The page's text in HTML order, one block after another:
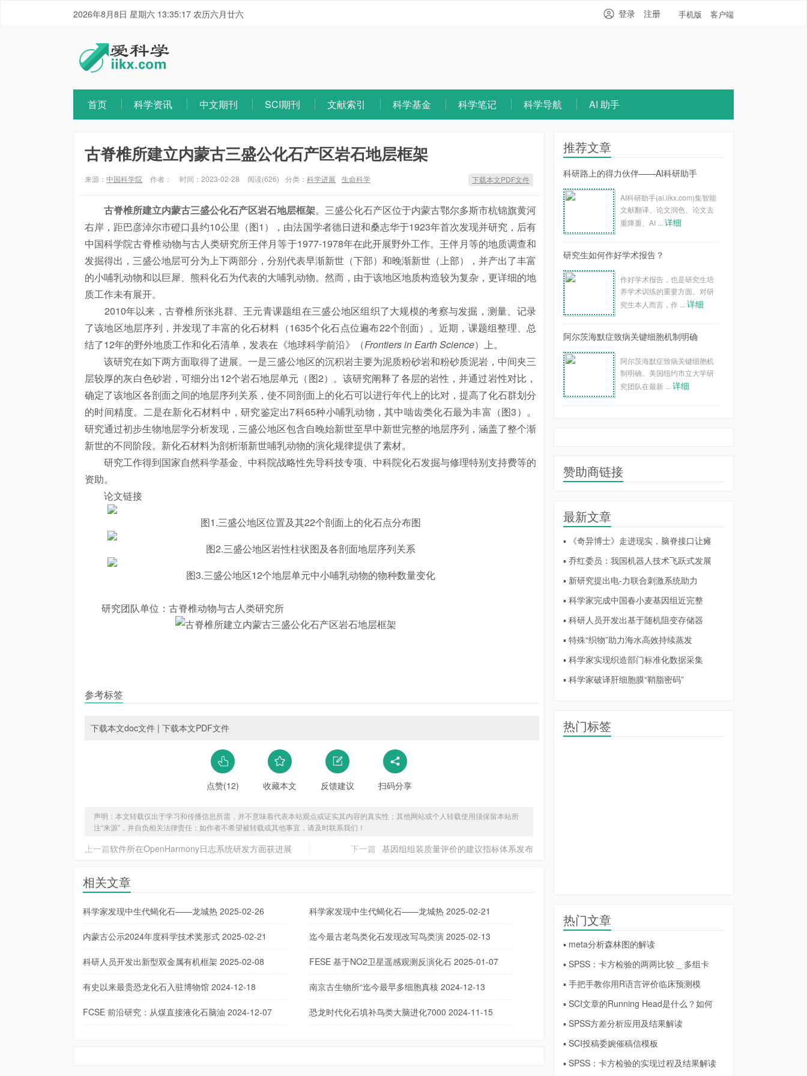
2026年8月8日 星期六 13:35:18 农历六月廿六 手机版 客户端
登录 注册
首页 科学资讯 中文期刊 SCI期刊 文献索引 科学基金 科学笔记 科学导航 AI 助手
古脊椎所建立内蒙古三盛公化石产区岩石地层框架
来源： 中国科学院 作者： 时间：2023-02-28 阅读(626) 分类： 科学进展 生命科学 下载本文PDF文件
古脊椎所建立内蒙古三盛公化石产区岩石地层框架。三盛公化石产区位于内蒙古鄂尔多斯市杭锦旗黄河
右岸，距巴彦淖尔市磴口县约10公里（图1），由法国学者德日进和桑志华于1923年首次发现并研究，后有
中国科学院古脊椎动物与古人类研究所王伴月等于1977-1978年在此开展野外工作。王伴月等的地质调查和
发掘得出，三盛公地层可分为上下两部分，分别代表早渐新世（下部）和晚渐新世（上部），并产出了丰富
的小哺乳动物和以巨犀、熊科化石为代表的大哺乳动物。然而，由于该地区地质构造较为复杂，更详细的地
质工作未有展开。
2010年以来，古脊椎所张兆群、王元青课题组在三盛公地区组织了大规模的考察与发掘，测量、记录
了该地区地层序列，并发现了丰富的化石材料（1635个化石点位遍布22个剖面）。近期，课题组整理、总
结了12年的野外地质工作和化石清单，发表在《地球科学前沿》（Frontiers in Earth Science）上。
该研究在如下两方面取得了进展。一是三盛公地区的沉积岩主要为泥质粉砂岩和粉砂质泥岩，中间夹三
层较厚的灰白色砂岩，可细分出12个岩石地层单元（图2）。该研究阐释了各层的岩性，并通过岩性对比，
确定了该地区各剖面之间的地层序列关系，使不同剖面上的化石可以进行年代上的比对，提高了化石群划分
的时间精度。二是在新化石材料中，研究鉴定出7科65种小哺乳动物，其中啮齿类化石最为丰富（图3）。
研究通过初步生物地层学分析发现，三盛公地区包含自晚始新世至早中新世完整的地层序列，涵盖了整个渐
新世的不同阶段。新化石材料为剖析渐新世哺乳动物的演化规律提供了素材。
研究工作得到国家自然科学基金、中科院战略性先导科技专项、中科院化石发掘与修理特别支持费等的
资助。
论文链接
图1.三盛公地区位置及其22个剖面上的化石点分布图
图2.三盛公地区岩性柱状图及各剖面地层序列关系
图3.三盛公地区12个地层单元中小哺乳动物的物种数量变化
研究团队单位：古脊椎动物与古人类研究所
参考标签
下载本文doc文件 | 下载本文PDF文件
点赞(12) 收藏本文 反馈建议 扫码分享
声明：本文转载仅出于学习和传播信息所需，并不意味着代表本站观点或证实其内容的真实性；其他网站或个人转载使用须保留本站所
注“来源”，并自负相关法律责任；如作者不希望被转载或其他事宜，请及时联系我们！
上一篇软件所在OpenHarmony日志系统研发方面获进展 下一篇 基因组组装质量评价的建议指标体系发布
相关文章
科学家发现中生代蝎化石——龙城热 2025-02-26 科学家发现中生代蝎化石——龙城热2025-02-21
内蒙古公示2024年度科学技术奖形式 2025-02-21 迄今最古老鸟类化石发现改写鸟类演2025-02-13
科研人员开发出新型双金属有机框架 2025-02-08 FESE 基于NO2卫星遥感观测反演化石2025-01-07
有史以来最贵恐龙化石入驻博物馆 2024-12-18 南京古生物所“迄今最早多细胞真核2024-12-13
FCSE 前沿研究：从煤直接液化石脑油 2024-12-07 恐龙时代化石填补鸟类大脑进化7000 2024-11-15
推荐文章
科研路上的得力伙伴——AI科研助手
AI科研助手(ai.iikx.com)集智能
文献翻译、论文润色、论文去
重降重、AI ... 详细
研究生如何作好学术报告？
作好学术报告，也是研究生培
养学术训练的重要方面。对研
究生本人而言，作 ... 详细
阿尔茨海默症致病关键细胞机制明确
阿尔茨海默症致病关键细胞机
制明确。美国纽约市立大学研
究团队在最新 ... 详细
赞助商链接
最新文章
▪ 《奇异博士》走进现实，脑脊接口让瘫
▪ 乔红委员：我国机器人技术飞跃式发展
▪ 新研究提出电-力联合刺激系统助力
▪ 科学家完成中国春小麦基因组近完整
▪ 科研人员开发出基于随机阻变存储器
▪ 特殊“织物”助力海水高效持续蒸发
▪ 科学家实现织造部门标准化数据采集
▪ 科学家破译肝细胞膜“鞘脂密码”
热门标签
热门文章
▪ meta分析森林图的解读
▪ SPSS：卡方检验的两两比较 _ 多组卡
▪ 手把手教你用R语言评价临床预测模
▪ SCI文章的Running Head是什么？如何
▪ SPSS方差分析应用及结果解读
▪ SCI投稿委婉催稿信模板
▪ SPSS：卡方检验的实现过程及结果解读